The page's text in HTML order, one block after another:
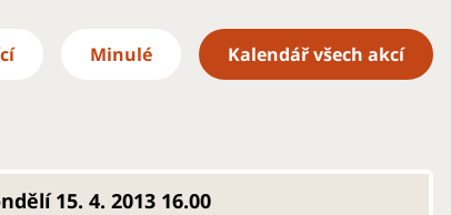
Minulé Kalendář všech akcí
15. 4. 2013 16.00